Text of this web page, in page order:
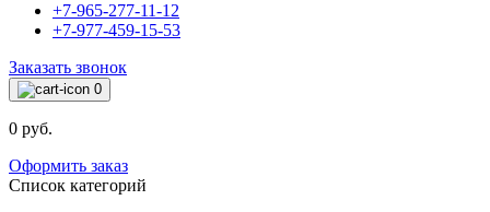
+7-965-277-11-12
+7-977-459-15-53
Заказать звонок
0
0 руб.
Оформить заказ
Список категорий